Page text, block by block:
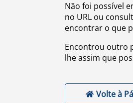
Não foi possível
no URL ou
encontrar o que
Encontrou outro
lhe assim que
Volte à